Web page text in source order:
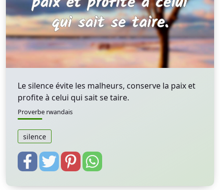
Le silence évite les malheurs, conserve la paix et
profite à celui qui sait se taire.
Proverbe rwandais
silence